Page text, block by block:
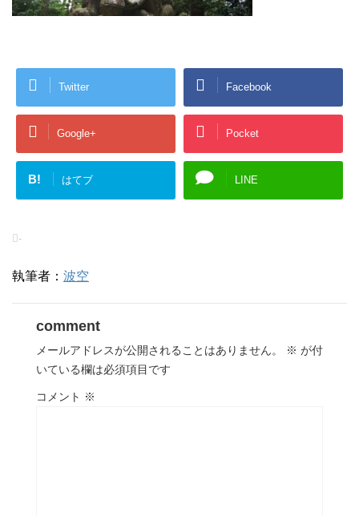
Twitter Facebook
Google+ Pocket
B! はてブ LINE
-
執筆者： 波空
comment
メールアドレスが公開されることはありません。 ※ が付
いている欄は必須項目です
コメント ※